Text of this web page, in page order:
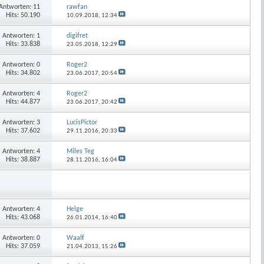
11
Hits: 50.190
rawfan
10.09.2018, 12:34
Antworten: 1
Hits: 33.838
digifret
23.05.2018, 12:29
Antworten: 0
Hits: 34.802
Roger2
23.06.2017,20:54
Antworten: 4
Hits: 44.877
Roger2
23.06.2017,20:42
Antworten: 3
Hits: 37.602
LucisPictor
29.11.2016,20:33
Antworten: 4
Hits: 38.887
Miles Teg
28.11.2016, 16:04
Antworten: 4
Hits: 43.068
Helge
26.01.2014, 16:40
Antworten: 0
Hits: 37.059
Waalf
21.04.2013, 15:26